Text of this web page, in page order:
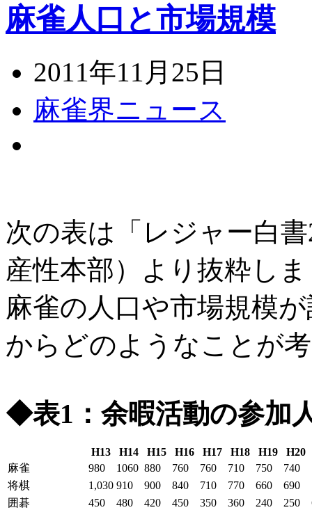
麻雀人口と市場規模
2011年11月25日
麻雀界ニュース
次の表は「レジャー白
産性本部）より抜粋し
麻雀の人口や市場規模
からどのようなことが
◆表1：余暇活動の参加
H13 H14 H15 H16 H17 H18 H19
H20
麻雀
980 1060 880 760 760 710 750 740
将棋
1,030 910 900 840 710 770 660 690
囲碁
450 480 420 450 350 360 240 250